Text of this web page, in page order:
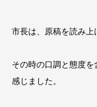
市長は、原稿を読み上
その時の口調と態度を
感じました。